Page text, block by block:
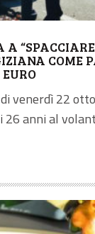
A
COME
venerdì 22
26 anni al